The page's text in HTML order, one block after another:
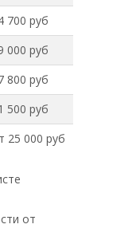
700 руб
000 руб
800 руб
500 руб
25 000 руб
от